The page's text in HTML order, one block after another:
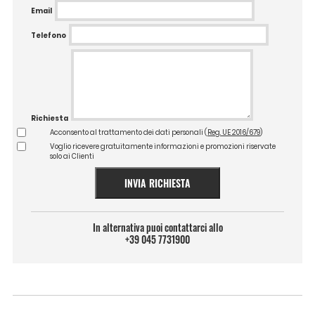
Email
Telefono
Richiesta
Acconsento al trattamento dei dati personali ( Reg. UE 2016/679)
Voglio ricevere gratuitamente informazioni e promozioni riservate
solo ai Clienti
INVIA RICHIESTA
In alternativa puoi contattarci allo
+39 045 7731900